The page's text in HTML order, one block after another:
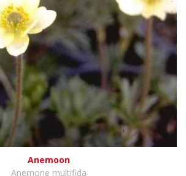
Anemoon
Anemone multifida